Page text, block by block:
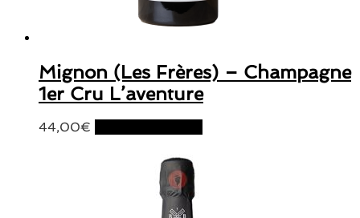
Mignon (Les Frères) – Champagne
1er Cru L’aventure
44,00€